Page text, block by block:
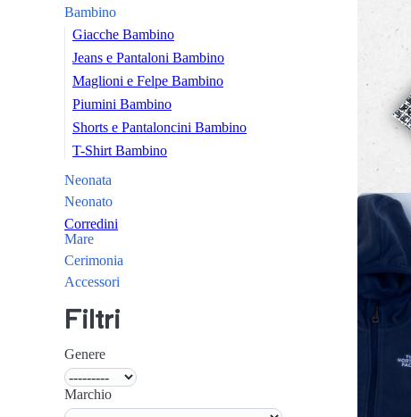
Bambino
Giacche Bambino
Jeans e Pantaloni Bambino
Maglioni e Felpe Bambino
Piumini Bambino
Shorts e Pantaloncini Bambino
T-Shirt Bambino
Neonata
Neonato
Corredini
Mare
Cerimonia
Accessori
Filtri
Genere
Marchio